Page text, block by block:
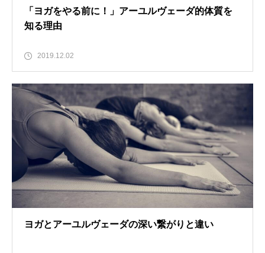
「ヨガをやる前に！」アーユルヴェーダ的体質を
知る理由
2019.12.02
ヨガとアーユルヴェーダの深い繋がりと違い